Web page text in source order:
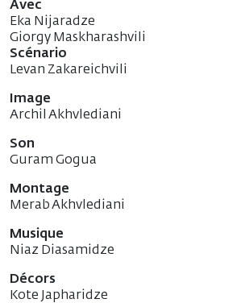
Avec
Eka Nijaradze
Giorgy Maskharashvili
Scénario
Levan Zakareichvili
Image
Archil Akhvlediani
Son
Guram Gogua
Montage
Merab Akhvlediani
Musique
Niaz Diasamidze
Décors
Kote Japharidze